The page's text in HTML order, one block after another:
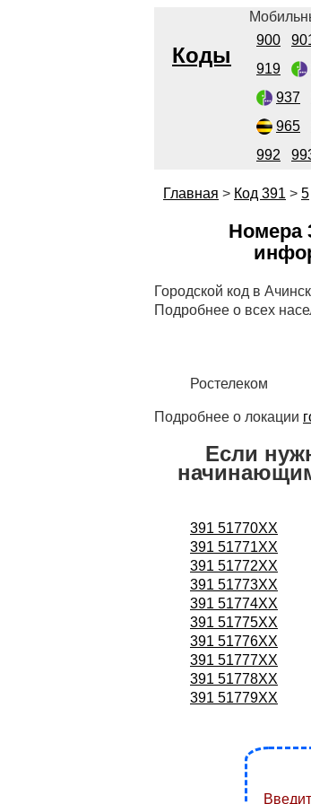
Коды
900
919
937
965
992
Главная > Код 391 > 5
Номера
Городской код в
Подробнее о всех
Ростелеком
Подробнее о локации
Если
391 51770XX
391 51771XX
391 51772XX
391 51773XX
391 51774XX
391 51775XX
391 51776XX
391 51777XX
391 51778XX
391 51779XX